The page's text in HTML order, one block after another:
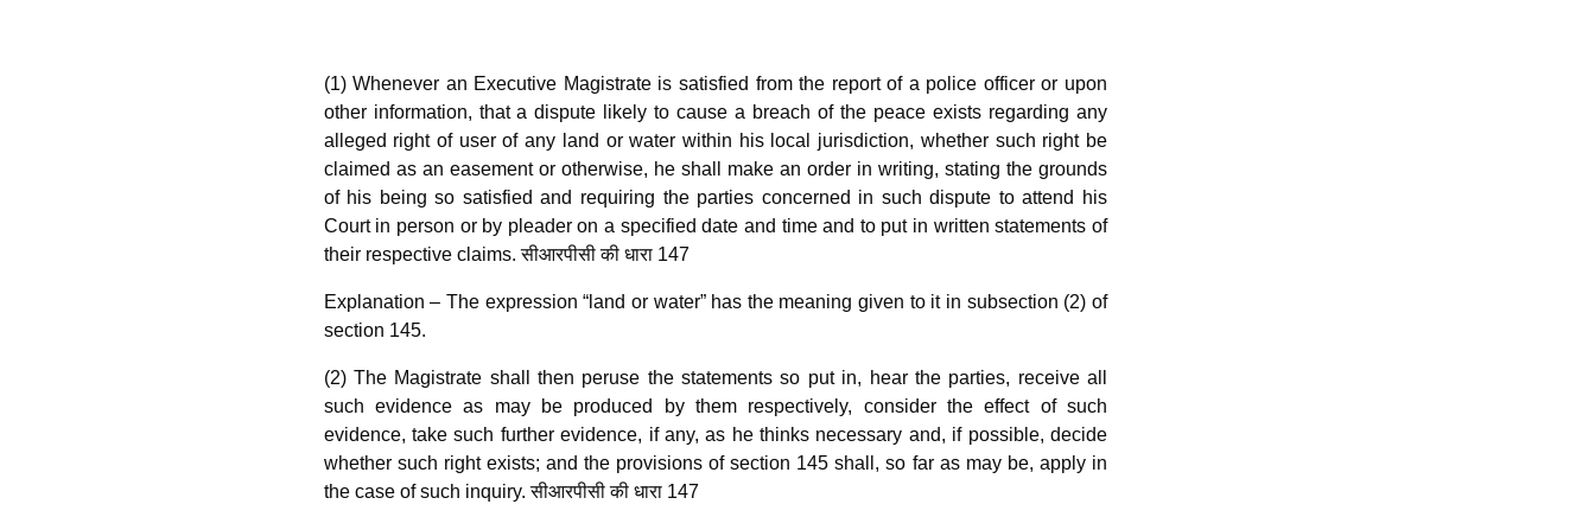
(1) Whenever an Executive Magistrate is satisfied from the report of a police officer or upon
other information, that a dispute likely to cause a breach of the peace exists regarding any
alleged right of user of any land or water within his local jurisdiction, whether such right be
claimed as an easement or otherwise, he shall make an order in writing, stating the grounds
of his being so satisfied and requiring the parties concerned in such dispute to attend his
Court in person or by pleader on a specified date and time and to put in written statements of
their respective claims. सीआरपीसी की धारा 147
Explanation – The expression “land or water” has the meaning given to it in subsection (2) of
section 145.
(2) The Magistrate shall then peruse the statements so put in, hear the parties, receive all
such evidence as may be produced by them respectively, consider the effect of such
evidence, take such further evidence, if any, as he thinks necessary and, if possible, decide
whether such right exists; and the provisions of section 145 shall, so far as may be, apply in
the case of such inquiry. सीआरपीसी की धारा 147